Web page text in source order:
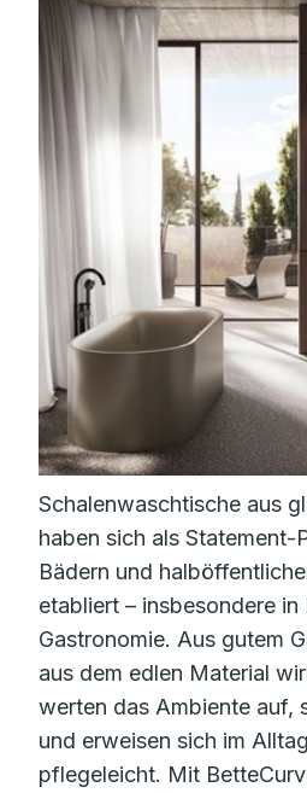
Schalenwaschtische aus
haben sich als Statement-
Bädern und
etabliert – insbesondere in
Gastronomie. Aus gutem
aus dem edlen Material
werten das Ambiente auf,
und erweisen sich im
pflegeleicht. Mit